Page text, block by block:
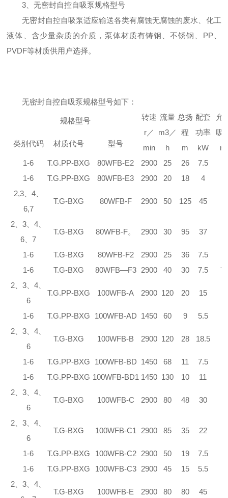
3、无密封自控自吸泵规格型号
无密封自控自吸泵适应输送各类有腐蚀无腐蚀的废水、化工
液体、含少量杂质的介质，泵体材质有铸钢、不锈钢、PP、
PVDF等材质供用户选择。
无密封自控自吸泵规格型号如下：
规格型号
转速
r／
min
流量
m3／
h
总扬
程
m
配套
功率
kW
允
吸
m
类别代码 材质代号 型号
1-6 T.G.PP-BXG 80WFB-E2 2900 25 26 7.5
1-6
T.G.PP-BXG 80WFB-E3 2900 20 18 4
2,3、4、
6,7
T.G-BXG 80WFB-F 2900 50 125 45
2、3、4、
6、7
T.G-BXG 80WFB-F。 2900 30 95 37
1-6 T.G-BXG 80WFB-F2 2900 25 36 7.5
1-6
T.G-BXG 80WFB—F3 2900 40 30 7.5
7.
2、3、4、
6
T.G.PP-BXG 100WFB-A 2900 120 20 15
1-6 T.G.PP-BXG 100WFB-AD 1450 60 9 5.5
2、3、4、
6
T.G-BXG 100WFB-B 2900 120 28 18.5
1-6 T.G.PP-BXG 100WFB-BD 1450 68 11 7.5
1-6
T.G.PP-BXG 100WFB-BD1 1450 130 10 11
2、3、4、
6
T.G-BXG 100WFB-C 2900 80 48 30
2、3、4、
6
T.G-BXG 100WFB-C1 2900 85 35 22
1-6 T.G.PP-BXG 100WFB-C2 2900 50 19 7.5
1-6
T.G.PP-BXG 100WFB-C3 2900 45 15 5.5
2、3、4、
T.G-BXG 100WFB-E 2900 80 80 45